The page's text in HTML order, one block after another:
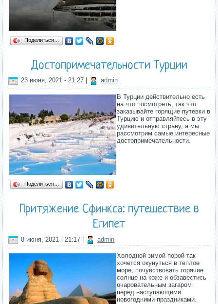
Поделиться…
Достопримечательности Турции
23 июня, 2021 - 21:27 admin
В Турции действительно есть
на что посмотреть, так что
заказывайте горящие путевки в
Турцию и отправляйтесь в эту
удивительную страну, а мы
рассмотрим самые интересные
достопримечательности.
Поделиться…
Притяжение Сфинкса: путешествие в
Египет
8 июня, 2021 - 21:17 admin
Холодной зимой порой так
хочется окунуться в теплое
море, почувствовать горячие
солнце на коже и обзавестись
очаровательным загаром
перед наступающими
новогодними праздниками.